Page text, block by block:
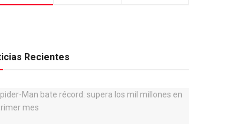
Recientes